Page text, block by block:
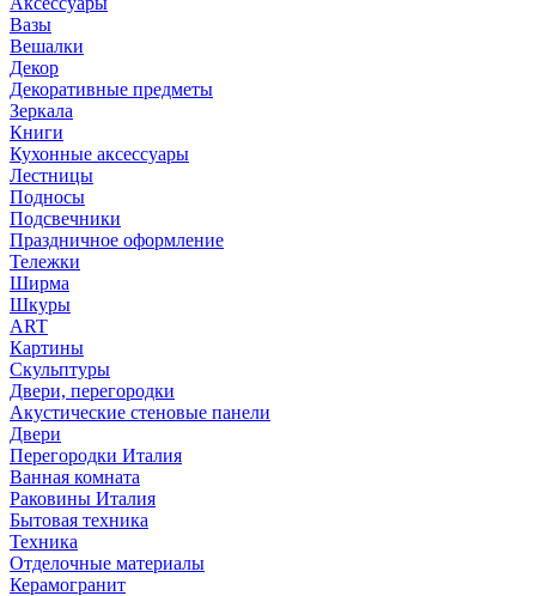
Вазы
Вешалки
Декор
Декоративные предметы
Зеркала
Книги
Кухонные аксессуары
Лестницы
Подносы
Подсвечники
Праздничное оформление
Тележки
Ширма
Шкуры
ART
Картины
Скульптуры
Двери, перегородки
Акустические стеновые панели
Двери
Перегородки Италия
Ванная комната
Раковины Италия
Бытовая техника
Техника
Отделочные материалы
Керамогранит